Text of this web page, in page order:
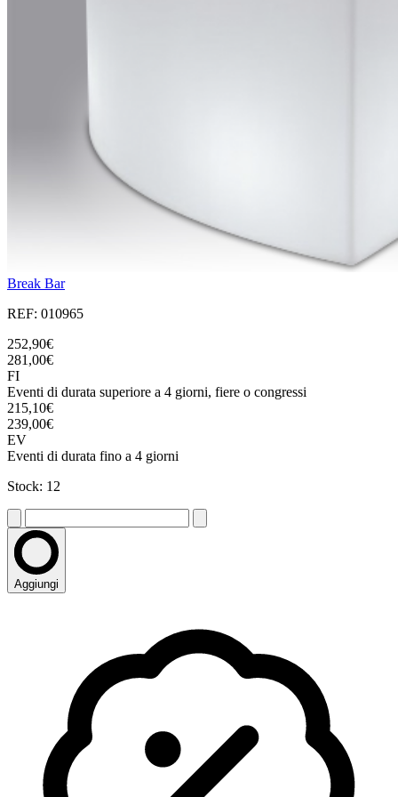
Break Bar
REF: 010965
252,90€
281,00€
FI
Eventi di durata superiore a 4 giorni, fiere o congressi
215,10€
239,00€
EV
Eventi di durata fino a 4 giorni
Stock: 12
Aggiungi